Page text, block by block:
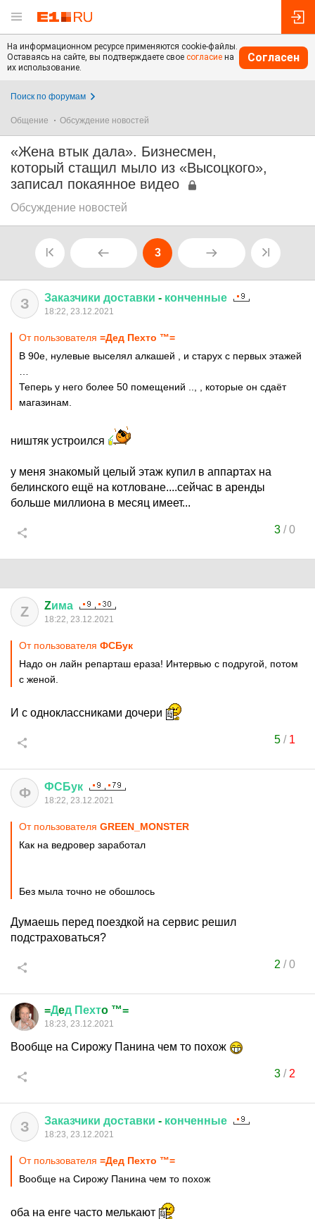
На информационном ресурсе применяются cookie-файлы.
Оставаясь на сайте, вы подтверждаете свое согласие на
их использование.
Согласен
Поиск по форумам
Общение Обсуждение новостей
«Жена втык дала». Бизнесмен,
который стащил мыло из «Высоцкого»,
записал покаянное видео
Обсуждение новостей
3
З Заказчики доставки - конченные
18:22, 23.12.2021
От пользователя =Дeд Пехтo ™=
В 90е, нулевые выселял алкашей , и старух с первых этажей
Теперь у него более 50 помещений .., , которые он сдаёт
магазинам.
ништяк устроился
у меня знакомый целый этаж купил в аппартах на
белинского ещё на котловане....сейчас в аренды
больше миллиона в месяц имеет...
3/0
Z Zима
18:22, 23.12.2021
От пользователя ФСБук
Надо он лайн репарташ ераза! Интервью с подругой, потом
с женой.
И с одноклассниками дочери
5/ 1
Ф ФСБук
18:22, 23.12.2021
От пользователя GREEN_MONSTER
Как на ведровер заработал
Без мыла точно не обошлось
Думаешь перед поездкой на сервис решил
подстраховаться?
2 /0
=Дeд Пехтo ™=
18:23, 23.12.2021
Вообще на Сирожу Панина чем то похож
3/ 2
З Заказчики доставки - конченные
18:23, 23.12.2021
От пользователя =Дeд Пехтo ™=
Вообще на Сирожу Панина чем то похож
оба на енге часто мелькают